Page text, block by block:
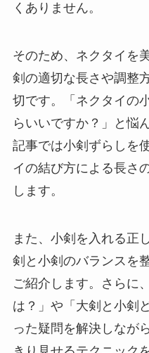
くありません。
そのため、ネクタイを
剣の適切な長さや調整
切です。「ネクタイの
らいいですか？」と悩
記事では小剣ずらしを
イの結び方による長さ
します。
また、小剣を入れる正
剣と小剣のバランスを
ご紹介します。さらに
は？」や「大剣と小剣
った疑問を解決しなが